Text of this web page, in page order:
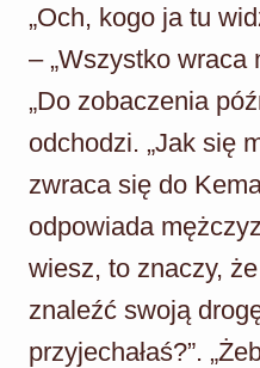
„Och, kogo ja tu
– „Wszystko wraca
„Do zobaczenia
odchodzi. „Jak się
zwraca się do
odpowiada
wiesz, to znaczy,
znaleźć swoją
przyjechałaś?”.